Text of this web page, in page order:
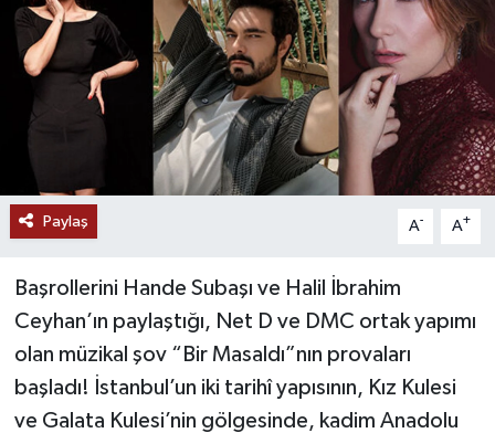
Paylaş A- A+
Başrollerini Hande Subaşı ve Halil İbrahim
Ceyhan’ın paylaştığı, Net D ve DMC ortak yapımı
olan müzikal şov “Bir Masaldı”nın provaları
başladı! İstanbul’un iki tarihî yapısının, Kız Kulesi
ve Galata Kulesi’nin gölgesinde, kadim Anadolu
Son Dakika Haberleri
Haber Arşivi